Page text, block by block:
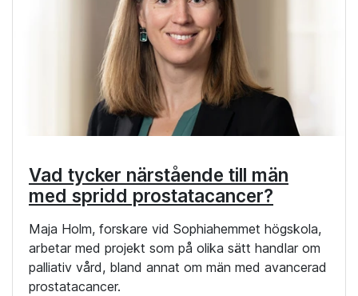
Vad tycker närstående till män
med spridd prostatacancer?
Maja Holm, forskare vid Sophiahemmet högskola,
arbetar med projekt som på olika sätt handlar om
palliativ vård, bland annat om män med avancerad
prostatacancer.